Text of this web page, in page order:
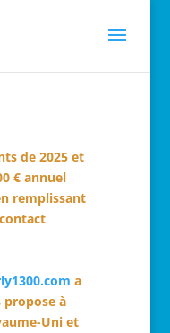
de 2025 et
€ annuel
remplissant
a
à
Uni et